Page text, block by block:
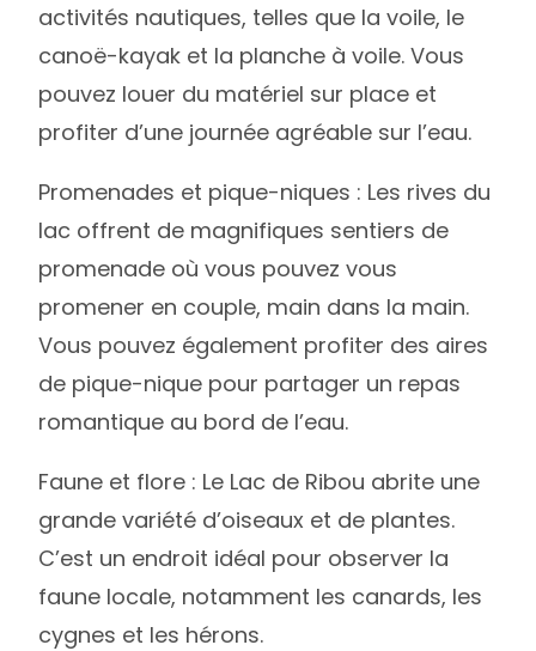
activités nautiques, telles que la voile, le
canoë-kayak et la planche à voile. Vous
pouvez louer du matériel sur place et
profiter d’une journée agréable sur l’eau.
Promenades et pique-niques : Les rives du
lac offrent de magnifiques sentiers de
promenade où vous pouvez vous
promener en couple, main dans la main.
Vous pouvez également profiter des aires
de pique-nique pour partager un repas
romantique au bord de l’eau.
Faune et flore : Le Lac de Ribou abrite une
grande variété d’oiseaux et de plantes.
C’est un endroit idéal pour observer la
faune locale, notamment les canards, les
cygnes et les hérons.